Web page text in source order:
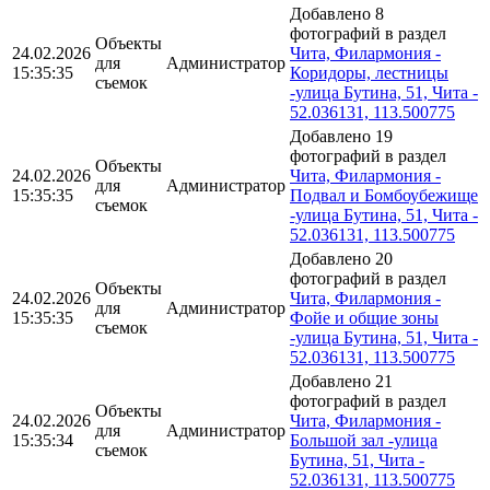
24.02.2026
15:35:35
Объекты
для
съемок
Администратор
Добавлено 8
фотографий в раздел
Чита, Филармония -
Коридоры, лестницы
-улица Бутина, 51, Чита -
52.036131, 113.500775
24.02.2026
15:35:35
Объекты
для
съемок
Администратор
Добавлено 19
фотографий в раздел
Чита, Филармония -
Подвал и Бомбоубежище
-улица Бутина, 51, Чита -
52.036131, 113.500775
24.02.2026
15:35:35
Объекты
для
съемок
Администратор
Добавлено 20
фотографий в раздел
Чита, Филармония -
Фойе и общие зоны
-улица Бутина, 51, Чита -
52.036131, 113.500775
24.02.2026
15:35:34
Объекты
для
съемок
Администратор
Добавлено 21
фотографий в раздел
Чита, Филармония -
Большой зал -улица
Бутина, 51, Чита -
52.036131, 113.500775